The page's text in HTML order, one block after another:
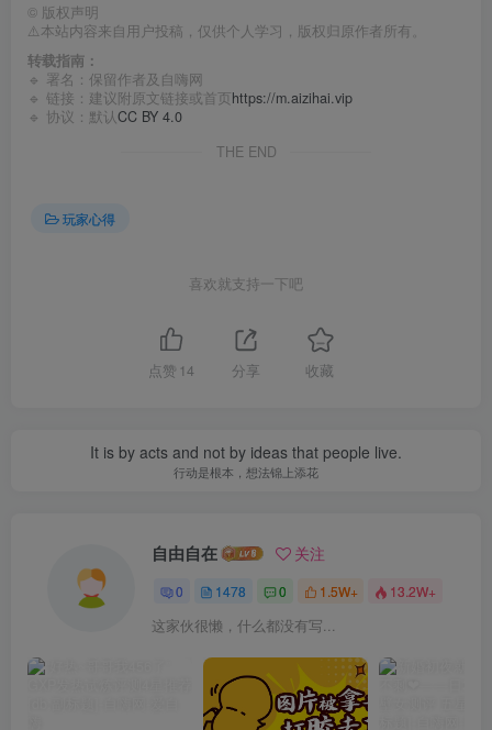
© 版权声明
⚠️本站内容来自用户投稿，仅供个人学习，版权归原作者所有。
转载指南：
🔹 署名：保留作者及 自嗨网
🔹 链接：建议附原文链接或首页https://m.aizihai.vip
🔹 协议：默认CC BY 4.0
THE END
玩家心得
喜欢就支持一下吧
点赞 14 分享 收藏
It is by acts and not by ideas that people live.
行动是根本，想法锦上添花
自由自在 关注
0 1478 0 1.5W+ 13.2W+
这家伙很懒，什么都没有写...